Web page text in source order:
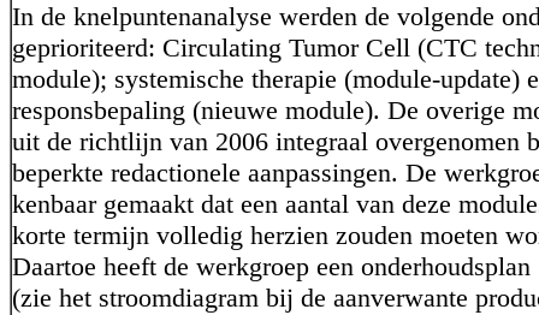
In de knelpuntenanalyse werden de volgende
geprioriteerd: Circulating Tumor Cell (CTC
module); systemische therapie (module-update)
responsbepaling (nieuwe module). De overige
uit de richtlijn van 2006 integraal overgenomen
beperkte redactionele aanpassingen. De
kenbaar gemaakt dat een aantal van deze
korte termijn volledig herzien zouden moeten
Daartoe heeft de werkgroep een onderhoudsplan
(zie het stroomdiagram bij de aanverwante